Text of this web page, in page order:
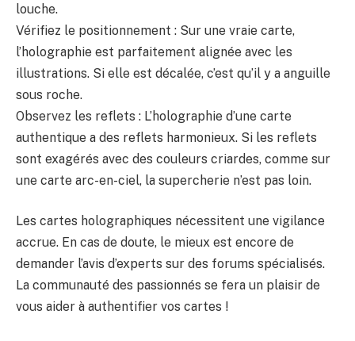
louche.
Vérifiez le positionnement : Sur une vraie carte,
l’holographie est parfaitement alignée avec les
illustrations. Si elle est décalée, c’est qu’il y a anguille
sous roche.
Observez les reflets : L’holographie d’une carte
authentique a des reflets harmonieux. Si les reflets
sont exagérés avec des couleurs criardes, comme sur
une carte arc-en-ciel, la supercherie n’est pas loin.
Les cartes holographiques nécessitent une vigilance
accrue. En cas de doute, le mieux est encore de
demander l’avis d’experts sur des forums spécialisés.
La communauté des passionnés se fera un plaisir de
vous aider à authentifier vos cartes !